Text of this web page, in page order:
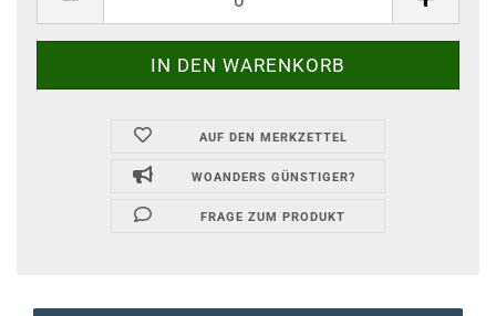
AUF DEN MERKZETTEL
WOANDERS GÜNSTIGER?
FRAGE ZUM PRODUKT